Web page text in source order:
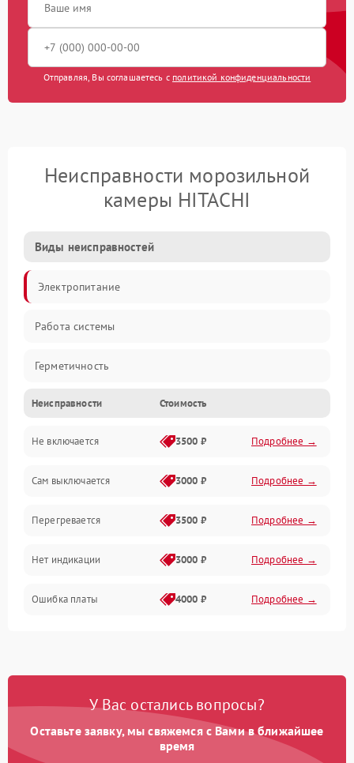
Отправляя, Вы соглашаетесь с политикой конфиденциальности
Неисправности морозильной
камеры HITACHI
Виды неисправностей
Электропитание
Работа системы
Герметичность
Механика
Неисправности Стоимость
Не включается 3500 ₽ Подробнее →
Сам выключается 3000 ₽ Подробнее →
Перегревается 3500 ₽ Подробнее →
Нет индикации 3000 ₽ Подробнее →
Ошибка платы 4000 ₽ Подробнее →
У Вас остались вопросы?
Оставьте заявку, мы свяжемся с Вами в ближайшее
время